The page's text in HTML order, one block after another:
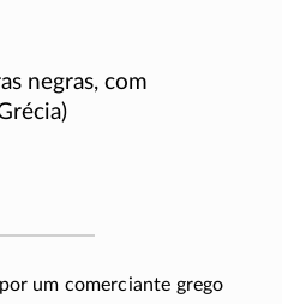
negras, com
um comerciante grego